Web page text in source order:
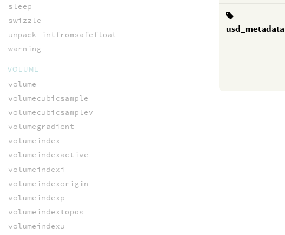
usd_metadata
sleep
swizzle
unpack_intfromsafefloat
warning
VOLUME
volume
volumecubicsample
volumecubicsamplev
volumegradient
volumeindex
volumeindexactive
volumeindexi
volumeindexorigin
volumeindexp
volumeindextopos
volumeindexu